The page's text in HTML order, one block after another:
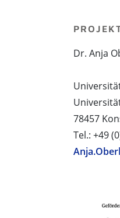
Dr. Anja
78457
Tel.: +49